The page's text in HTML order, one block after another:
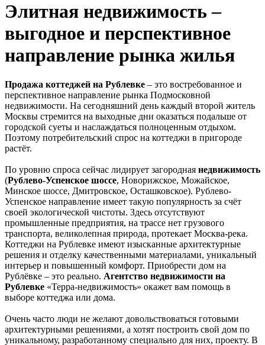
Элитная недвижимость –
выгодное и перспективное
направление рынка жилья
Продажа коттеджей на Рублевке – это востребованное и
перспективное направление рынка Подмосковной
недвижимости. На сегодняшний день каждый второй житель
Москвы стремится на выходные дни оказаться подальше от
городской суеты и наслаждаться полноценным отдыхом.
Поэтому потребительский спрос на коттеджи в пригороде
растёт.
По уровню спроса сейчас лидирует загородная недвижимость
(Рублево-Успенское шоссе, Новорижское, Можайское,
Минское шоссе, Дмитровское, Осташковское). Рублево-
Успенское направление имеет такую популярность за счёт
своей экологической чистоты. Здесь отсутствуют
промышленные предприятия, на трассе нет грузового
транспорта, великолепная природа, протекает Москва-река.
Коттеджи на Рублевке имеют изысканные архитектурные
решения и отделку качественными материалами, уникальный
интерьер и повышенный комфорт. Приобрести дом на
Рублёвке – это реально. Агентство недвижимости на
Рублевке «Терра-недвижимость» окажет вам помощь в
выборе коттеджа или дома.
Очень часто люди не желают довольствоваться готовыми
архитектурными решениями, а хотят построить свой дом по
уникальному, разработанному специально для них, проекту. В